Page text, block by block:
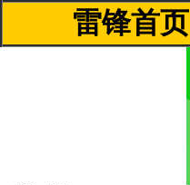
雷锋首页